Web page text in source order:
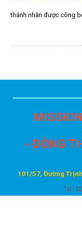
thánh nhân được công
- DÒNG
101/57, Đường
Tel :